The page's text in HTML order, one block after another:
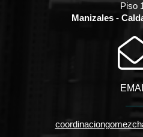
Piso
Manizales -